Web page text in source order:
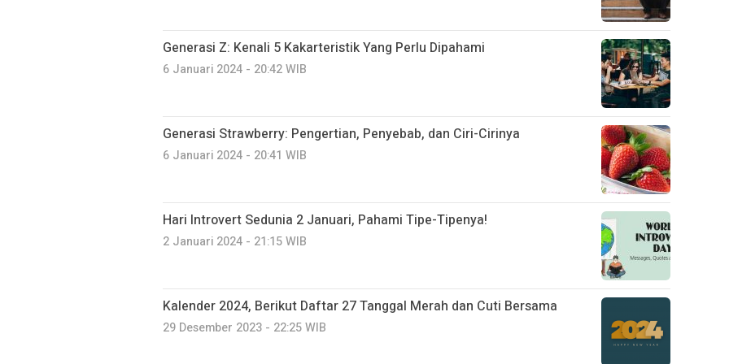
Generasi Z: Kenali 5 Kakarteristik Yang Perlu Dipahami
6 Januari 2024 - 20:42 WIB
Generasi Strawberry: Pengertian, Penyebab, dan Ciri-Cirinya
6 Januari 2024 - 20:41 WIB
Hari Introvert Sedunia 2 Januari, Pahami Tipe-Tipenya!
2 Januari 2024 - 21:15 WIB
Kalender 2024, Berikut Daftar 27 Tanggal Merah dan Cuti Bersama
29 Desember 2023 - 22:25 WIB